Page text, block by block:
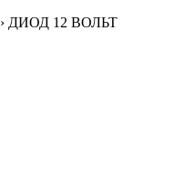
› ДИОД 12 ВОЛЬТ